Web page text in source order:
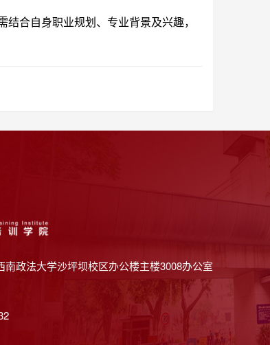
合自身职业规划、专业背景及兴趣，
政法大学沙坪坝校区办公楼主楼3008办公室